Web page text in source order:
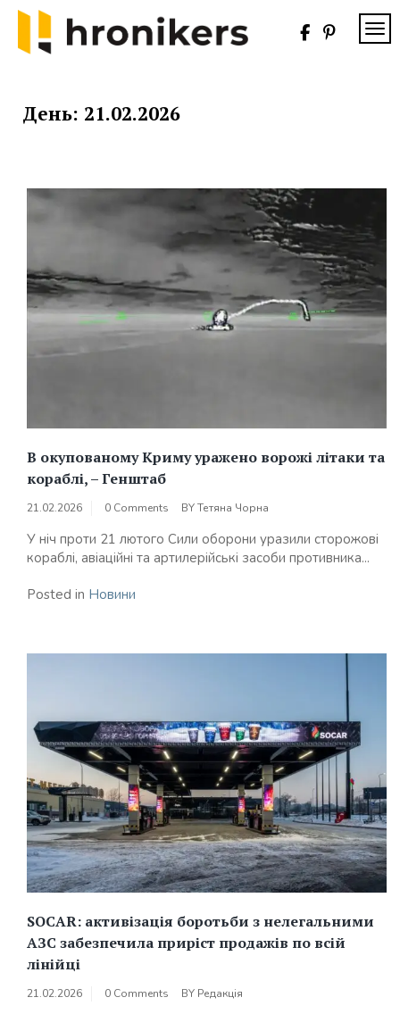
Skip
content
День: 21.02.2026
В окупованому Криму уражено ворожі літаки та
кораблі, – Генштаб
21.02.2026 0 Comments BYТетяна Чорна
У ніч проти 21 лютого Сили оборони уразили сторожові
кораблі, авіаційні та артилерійські засоби противника...
Posted in Новини
SOCAR: активізація боротьби з нелегальними
АЗС забезпечила приріст продажів по всій
лінійці
21.02.2026 0 Comments BY Редакція